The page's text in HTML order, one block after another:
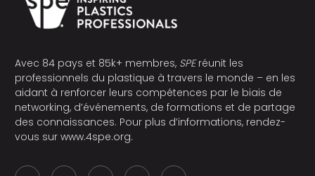
Avec 84 pays et 85k+ membres, SPEréunit les
professionnels du plastique à travers le monde – en les
aidant à renforcer leurs compétences par le biais de
networking, d’événements, de formations et de partage
des connaissances. Pour plus d’informations, rendez-
vous sur www.4spe.org.